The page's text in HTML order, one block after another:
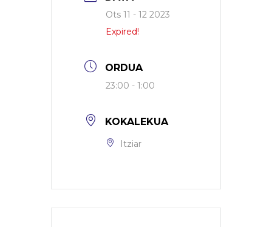
Ots 11 - 12 2023
Expired!
ORDUA
23:00 - 1:00
KOKALEKUA
Itziar